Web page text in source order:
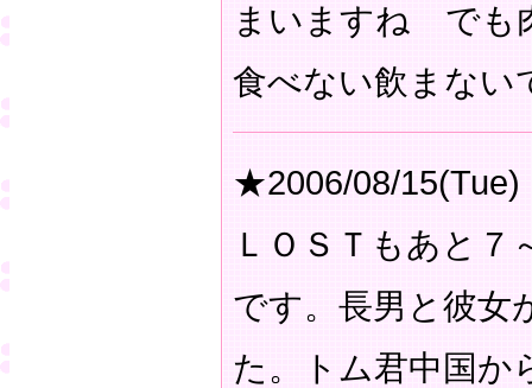
まいますね でも
食べない飲まない
★2006/08/15(Tue)
ＬＯＳＴもあと７
です。長男と彼女
た。トム君中国か